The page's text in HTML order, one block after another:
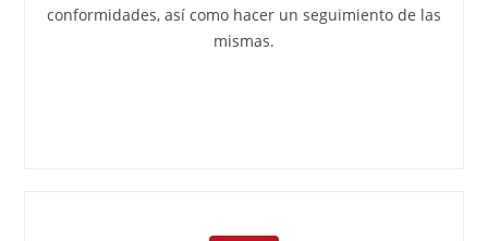
conformidades, así como hacer un seguimiento de las
mismas.